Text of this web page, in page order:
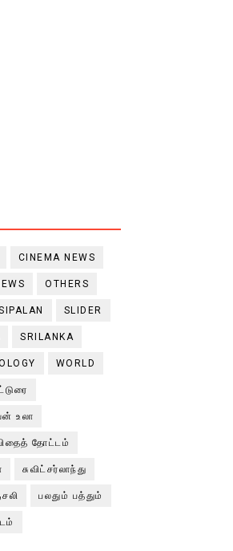
CINEMA NEWS
OTHERS
SLIDER
SRILANKA
WORLD
உலா
தோட்டம்
சுவிட்சர்லாந்து
பலதும் பத்தும்